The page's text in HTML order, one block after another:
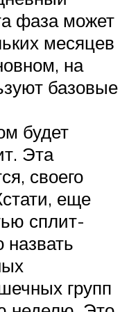
фаза может
месяцев
на
базовые
будет
Эта
своего
еще
сплит-
назвать
групп